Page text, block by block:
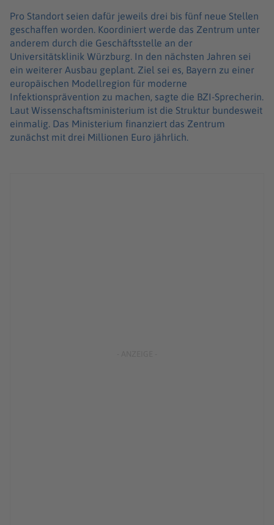
Pro Standort seien dafür jeweils drei bis fünf neue Stellen
geschaffen worden. Koordiniert werde das Zentrum unter
anderem durch die Geschäftsstelle an der
Universitätsklinik Würzburg. In den nächsten Jahren sei
ein weiterer Ausbau geplant. Ziel sei es, Bayern zu einer
europäischen Modellregion für moderne
Infektionsprävention zu machen, sagte die BZI-Sprecherin.
Laut Wissenschaftsministerium ist die Struktur bundesweit
einmalig. Das Ministerium finanziert das Zentrum
zunächst mit drei Millionen Euro jährlich.